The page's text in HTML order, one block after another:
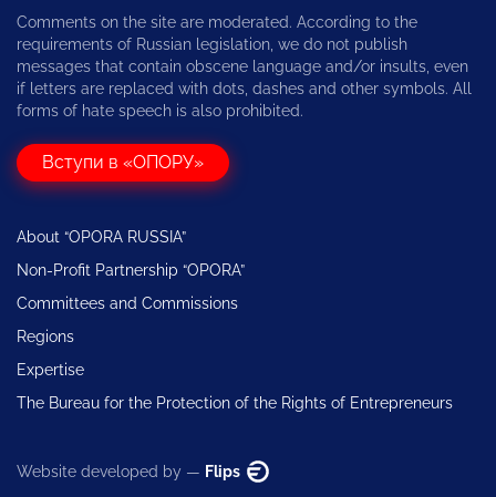
Comments on the site are moderated. According to the
requirements of Russian legislation, we do not publish
messages that contain obscene language and/or insults, even
if letters are replaced with dots, dashes and other symbols. All
forms of hate speech is also prohibited.
Вступи в «ОПОРУ»
About “OPORA RUSSIA”
Non-Profit Partnership “OPORA”
Committees and Commissions
Regions
Expertise
The Bureau for the Protection of the Rights of Entrepreneurs
Website developed by — Flips